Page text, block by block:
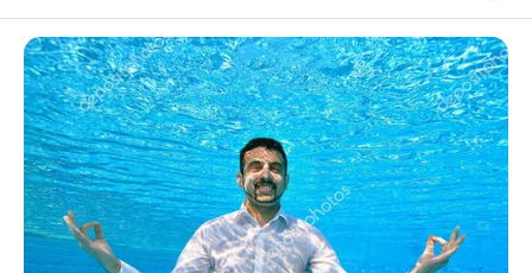
hozzájárulását, ha visszatér erre az oldalra, és rákattint az oldal
alján található "Adatvédelem" gombra.
– Magas?
– Igen, nálam egy jó fejjel magasabb..
+1 vicc:
A sportolót beviszik a kórházba. A nővér kiveszi a lázmérőt, és odaadja
az orvosnak.